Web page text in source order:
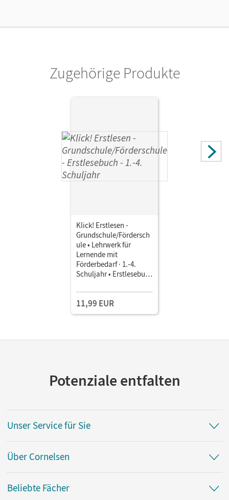
Zugehörige Produkte
Klick! Erstlesen -
Grundschule/Fördersch
ule • Lehrwerk für
Lernende mit
Förderbedarf · 1.-4.
Schuljahr • Erstlesebuch
11,99 EUR
Potenziale entfalten
Unser Service für Sie
Über Cornelsen
Beliebte Fächer